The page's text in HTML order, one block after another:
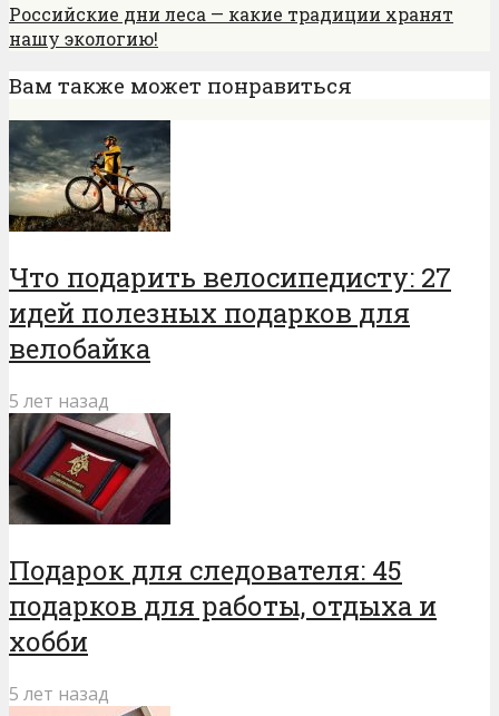
Российские дни леса — какие традиции хранят
нашу экологию!
Вам также может понравиться
Что подарить велосипедисту: 27
идей полезных подарков для
велобайка
5 лет назад
Подарок для следователя: 45
подарков для работы, отдыха и
хобби
5 лет назад